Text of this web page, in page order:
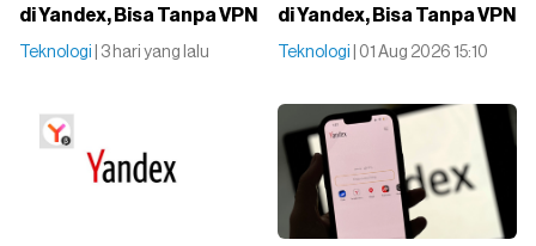
di Yandex, Bisa Tanpa VPN
Teknologi | 3 hari yang lalu
di Yandex, Bisa Tanpa VPN
Teknologi | 01 Aug 2026 15:10